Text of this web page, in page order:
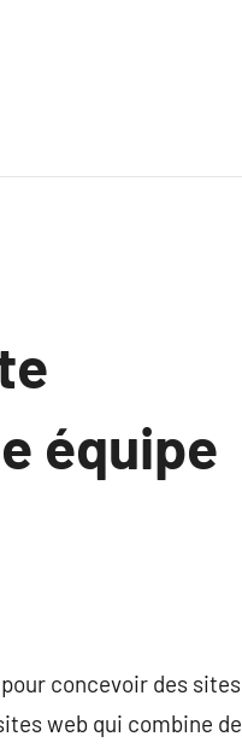
équipe
concevoir des sites
web qui combine de